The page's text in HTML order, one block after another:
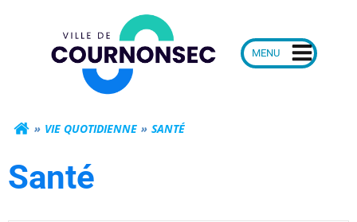
Mairie de
VIE QUOTIDIENNE SANTÉ
Santé